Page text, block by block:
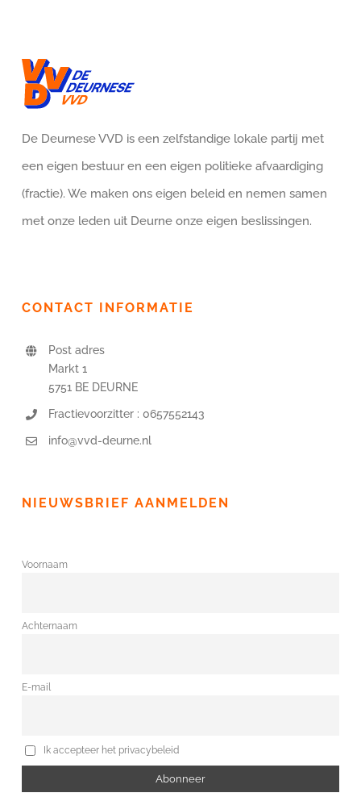
De Deurnese VVD is een zelfstandige lokale partij met
een eigen bestuur en een eigen politieke afvaardiging
(fractie). We maken ons eigen beleid en nemen samen
met onze leden uit Deurne onze eigen beslissingen.
CONTACT INFORMATIE
Post adres
Markt 1
5751 BE DEURNE
Fractievoorzitter : 0657552143
info@vvd-deurne.nl
NIEUWSBRIEF AANMELDEN
Voornaam
Achternaam
E-mail
Ik accepteer het privacybeleid